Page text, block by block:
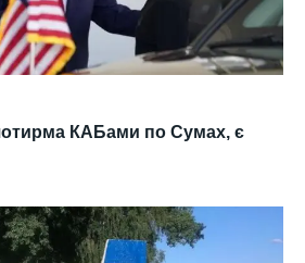
КАБами по Сумах, є